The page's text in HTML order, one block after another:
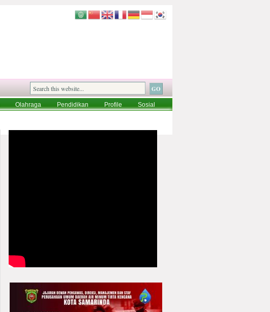
Olahraga Pendidikan Profile
Sosial